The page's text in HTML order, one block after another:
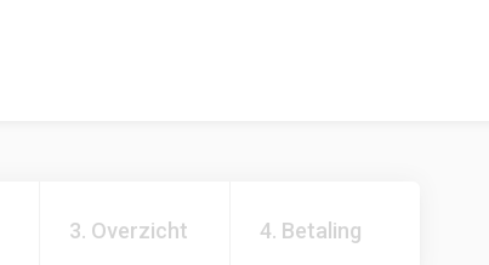
3. Overzicht 4. Betaling